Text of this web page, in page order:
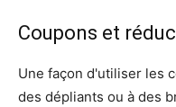
Coupons et
Une façon d'utiliser les
des dépliants ou à des